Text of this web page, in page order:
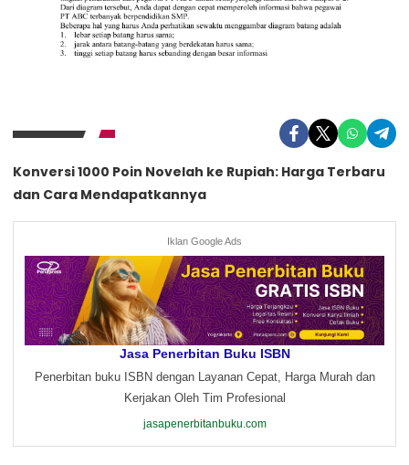
Konversi 1000 Poin Novelah ke Rupiah: Harga Terbaru
dan Cara Mendapatkannya
Iklan Google Ads
Jasa Penerbitan Buku ISBN
Penerbitan buku ISBN dengan Layanan Cepat, Harga Murah dan
Kerjakan Oleh Tim Profesional
jasapenerbitanbuku.com